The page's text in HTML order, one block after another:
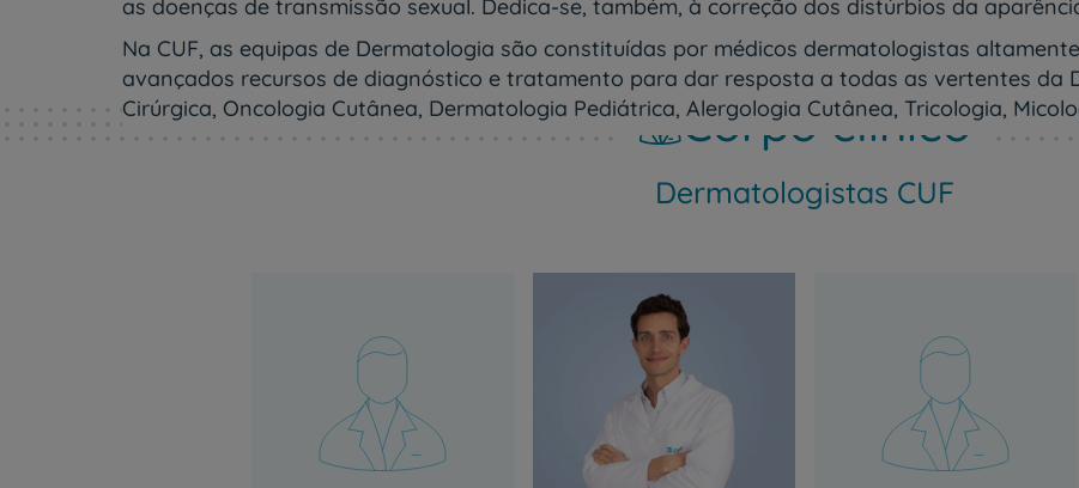
as doenças de transmissão sexual. Dedica-se, também, à correção dos distúrbios da
Na CUF, as equipas de Dermatologia são constituídas por médicos dermatologistas
avançados recursos de diagnóstico e tratamento para dar resposta a todas as vertentes da
Cirúrgica, Oncologia Cutânea, Dermatologia Pediátrica, Alergologia Cutânea, Tricologia,
Corpo clínico
Dermatologistas CUF